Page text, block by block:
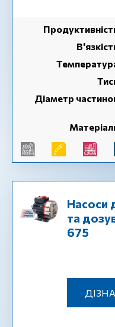
Діаметр
Насоси
та
675